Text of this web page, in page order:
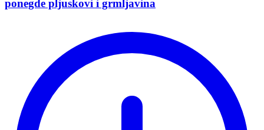
ponegde pljuskovi i grmljavina